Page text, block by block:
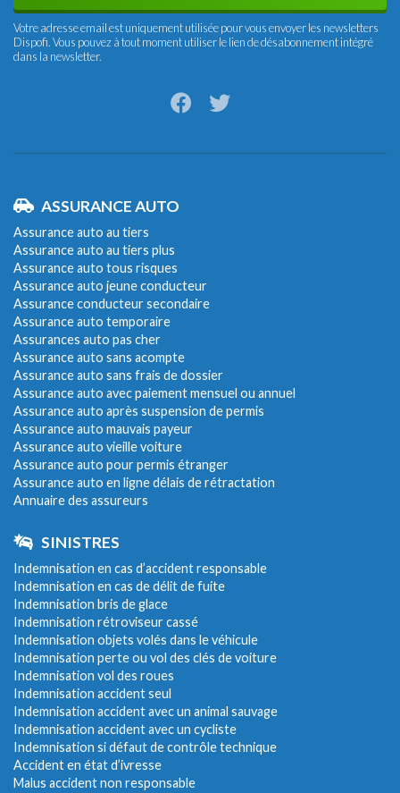
Votre adresse email est uniquement utilisée pour vous envoyer les newsletters
Dispofi. Vous pouvez à tout moment utiliser le lien de désabonnement intégré
dans la newsletter.
ASSURANCE AUTO
Assurance auto au tiers
Assurance auto au tiers plus
Assurance auto tous risques
Assurance auto jeune conducteur
Assurance conducteur secondaire
Assurance auto temporaire
Assurances auto pas cher
Assurance auto sans acompte
Assurance auto sans frais de dossier
Assurance auto avec paiement mensuel ou annuel
Assurance auto après suspension de permis
Assurance auto mauvais payeur
Assurance auto vieille voiture
Assurance auto pour permis étranger
Assurance auto en ligne délais de rétractation
Annuaire des assureurs
SINISTRES
Indemnisation en cas d’accident responsable
Indemnisation en cas de délit de fuite
Indemnisation bris de glace
Indemnisation rétroviseur cassé
Indemnisation objets volés dans le véhicule
Indemnisation perte ou vol des clés de voiture
Indemnisation vol des roues
Indemnisation accident seul
Indemnisation accident avec un animal sauvage
Indemnisation accident avec un cycliste
Indemnisation si défaut de contrôle technique
Accident en état d’ivresse
Malus accident non responsable